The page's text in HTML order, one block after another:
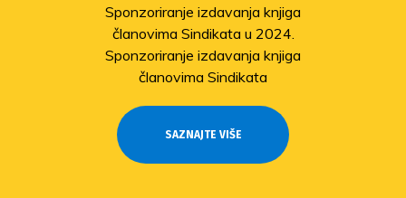
Sponzoriranje izdavanja knjiga
članovima Sindikata u 2024.
Sponzoriranje izdavanja knjiga
članovima Sindikata
SAZNAJTE VIŠE